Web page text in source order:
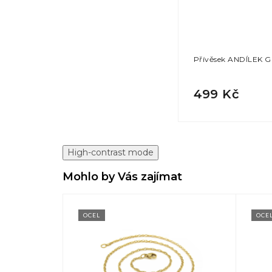
Přívěsek ANDÍLEK
499 Kč
High-contrast mode
Mohlo by Vás zajímat
OCEL